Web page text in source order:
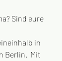
Sind eure
in
Berlin.  Mit